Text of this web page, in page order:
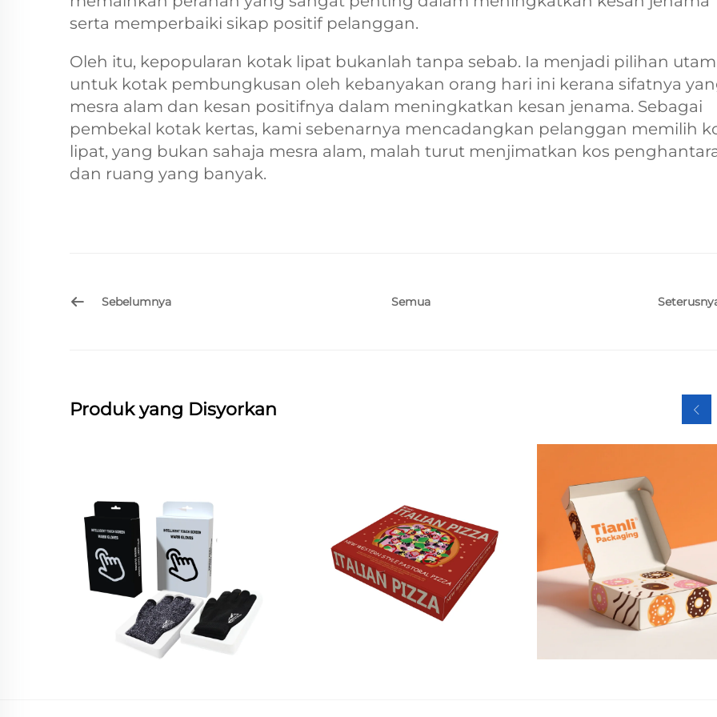
serta memperbaiki sikap positif pelanggan.
Oleh itu, kepopularan kotak lipat bukanlah tanpa sebab. Ia menjadi pilihan
untuk kotak pembungkusan oleh kebanyakan orang hari ini kerana sifatnya
mesra alam dan kesan positifnya dalam meningkatkan kesan jenama. Sebagai
pembekal kotak kertas, kami sebenarnya mencadangkan pelanggan memilih
lipat, yang bukan sahaja mesra alam, malah turut menjimatkan kos
dan ruang yang banyak.
Sebelumnya Semua
Produk yang Disyorkan